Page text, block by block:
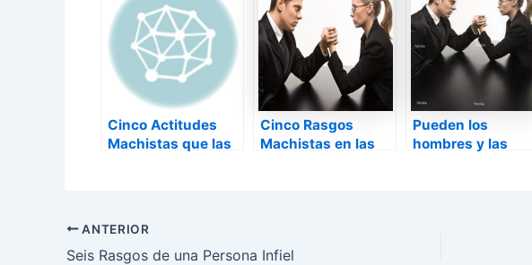
Cinco Actitudes
Machistas que las
Cinco Rasgos
Machistas en las
Pueden los
hombres y las
ANTERIOR
Seis Rasgos de una Persona Infiel